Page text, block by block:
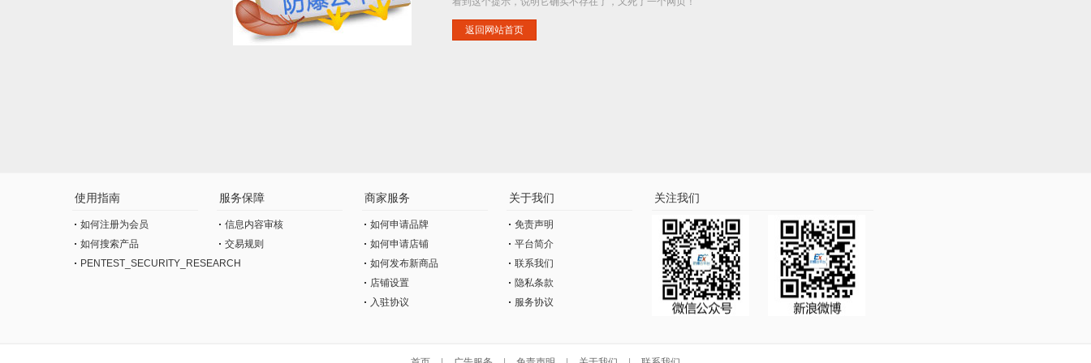
返回网站首页
使用指南
如何注册为会员
如何搜索产品
PENTEST_SECURITY_RESEARCH
服务保障
信息内容审核
交易规则
商家服务
如何申请品牌
如何申请店铺
如何发布新商品
店铺设置
入驻协议
关于我们
免责声明
平台简介
联系我们
隐私条款
服务协议
关注我们